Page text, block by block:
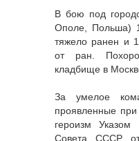
В бою под
Ополе, Польша)
тяжело ранен и
от ран.
кладбище в
За умелое
проявленные
героизм Указом
Совета СССР